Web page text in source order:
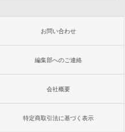
お問い合わせ
編集部へのご連絡
会社概要
特定商取引法に基づく表示